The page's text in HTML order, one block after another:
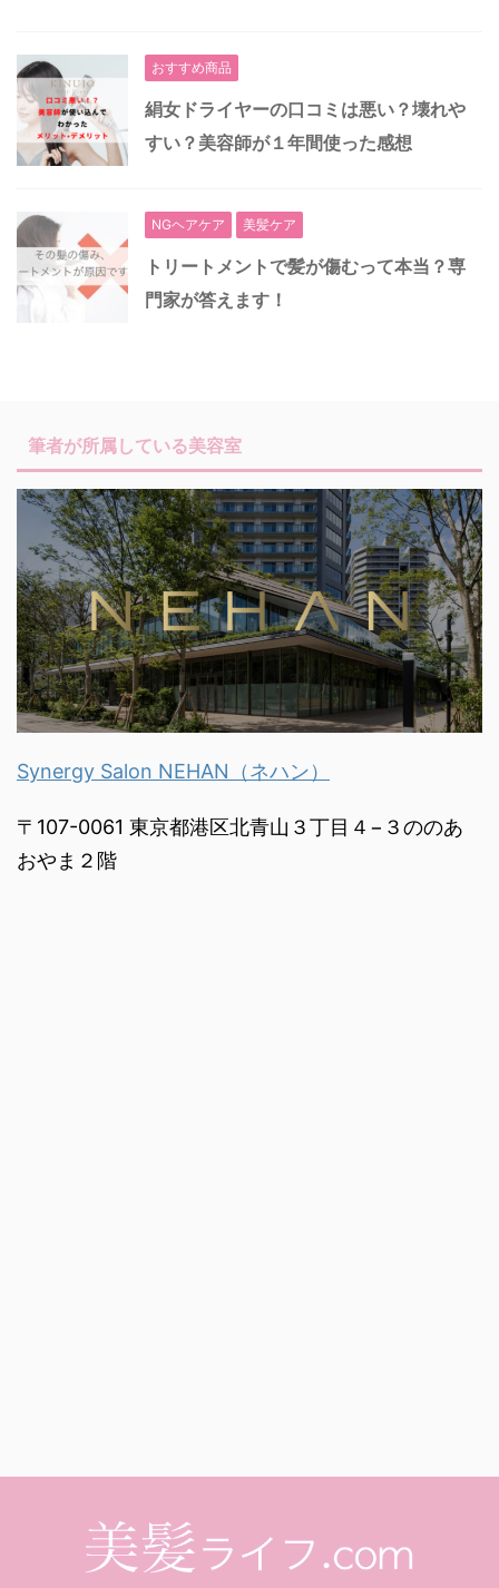
おすすめ商品
絹女ドライヤーの口コミは悪い？壊れや
すい？美容師が１年間使った感想
NGヘアケア 美髪ケア
トリートメントで髪が傷むって本当？専
門家が答えます！
筆者が所属している美容室
Synergy Salon NEHAN（ネハン）
〒107-0061 東京都港区北青山３丁目４−３ののあ
おやま２階